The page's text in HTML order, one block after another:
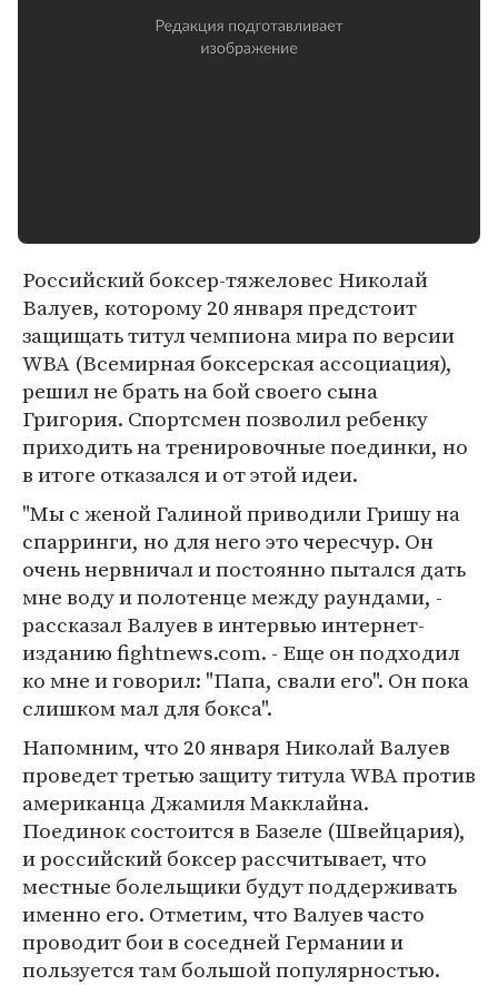
Российский боксер-тяжеловес Николай
Валуев, которому 20 января предстоит
защищать титул чемпиона мира по версии
WBA (Всемирная боксерская ассоциация),
решил не брать на бой своего сына
Григория. Спортсмен позволил ребенку
приходить на тренировочные поединки, но
в итоге отказался и от этой идеи.
"Мы с женой Галиной приводили Гришу на
спарринги, но для него это чересчур. Он
очень нервничал и постоянно пытался дать
мне воду и полотенце между раундами, -
рассказал Валуев в интервью интернет-
изданию fightnews.com. - Еще он подходил
ко мне и говорил: "Папа, свали его". Он пока
слишком мал для бокса".
Напомним, что 20 января Николай Валуев
проведет третью защиту титула WBA против
американца Джамиля Макклайна.
Поединок состоится в Базеле (Швейцария),
и российский боксер рассчитывает, что
местные болельщики будут поддерживать
именно его. Отметим, что Валуев часто
проводит бои в соседней Германии и
пользуется там большой популярностью.